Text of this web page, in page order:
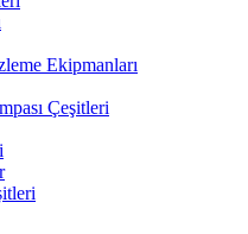
Ekipmanları
Çeşitleri